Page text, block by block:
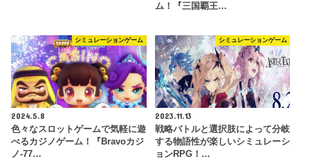
ム！『三国覇王…
シミュレーションゲーム
2024.5.8
色々なスロットゲームで気軽に遊
べるカジノゲーム！『Bravoカジ
ノ-77…
シミュレーションゲーム
2023.11.13
戦略バトルと選択肢によって分岐
する物語性が楽しいシミュレーシ
ョンRPG！…